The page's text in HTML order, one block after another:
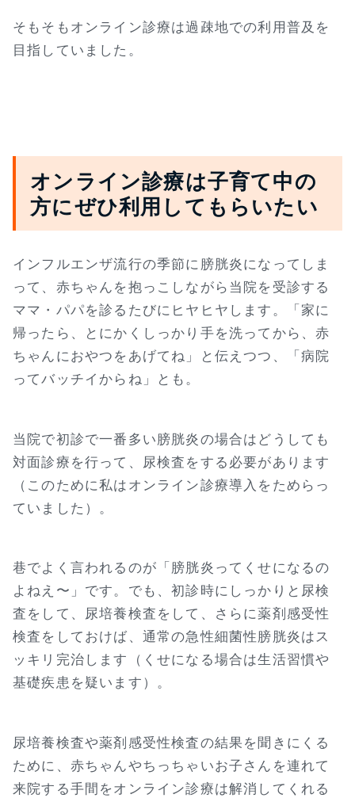
そもそもオンライン診療は過疎地での利用普及を
目指していました。
オンライン診療は子育て中の
方にぜひ利用してもらいたい
インフルエンザ流行の季節に膀胱炎になってしま
って、赤ちゃんを抱っこしながら当院を受診する
ママ・パパを診るたびにヒヤヒヤします。「家に
帰ったら、とにかくしっかり手を洗ってから、赤
ちゃんにおやつをあげてね」と伝えつつ、「病院
ってバッチイからね」とも。
当院で初診で一番多い膀胱炎の場合はどうしても
対面診療を行って、尿検査をする必要があります
（このために私はオンライン診療導入をためらっ
ていました）。
巷でよく言われるのが「膀胱炎ってくせになるの
よねえ〜」です。でも、初診時にしっかりと尿検
査をして、尿培養検査をして、さらに薬剤感受性
検査をしておけば、通常の急性細菌性膀胱炎はス
ッキリ完治します（くせになる場合は生活習慣や
基礎疾患を疑います）。
尿培養検査や薬剤感受性検査の結果を聞きにくる
ために、赤ちゃんやちっちゃいお子さんを連れて
来院する手間をオンライン診療は解消してくれる